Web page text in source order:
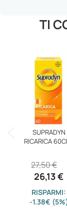
TI
SUPRADYN
RICARICA
26,13 €
27,50 €
RISPARMI:
-1.38€